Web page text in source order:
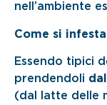
nell’ambiente
Come si
Essendo tipici
prendendoli
(dal latte delle